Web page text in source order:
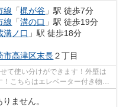
線 「梶が谷 」駅 徒歩7分
線 「溝の口 」駅 徒歩19分
溝ノ口 」駅 徒歩18分
市高津区末長２丁目
て使い分けができます！外壁は
こちらはエレベーター付き物件
ません。